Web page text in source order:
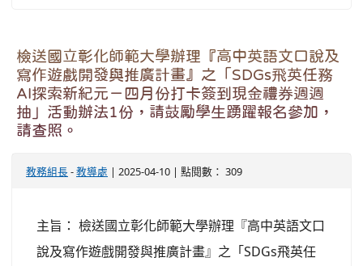
檢送國立彰化師範大學辦理『高中英語文口說及
寫作遊戲開發與推廣計畫』之「SDGs飛英任務
AI探索新紀元－四月份打卡簽到現金禮券週週
抽」活動辦法1份，請鼓勵學生踴躍報名參加，
請查照。
教務組長-教導處 | 2025-04-10 | 點閱數： 309
主旨： 檢送國立彰化師範大學辦理『高中英語文口
說及寫作遊戲開發與推廣計畫』之「SDGs飛英任